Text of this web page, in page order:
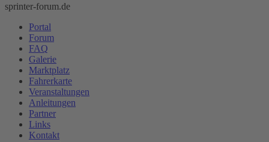
sprinter-forum.de
Portal
Forum
FAQ
Galerie
Marktplatz
Fahrerkarte
Veranstaltungen
Anleitungen
Partner
Links
Kontakt